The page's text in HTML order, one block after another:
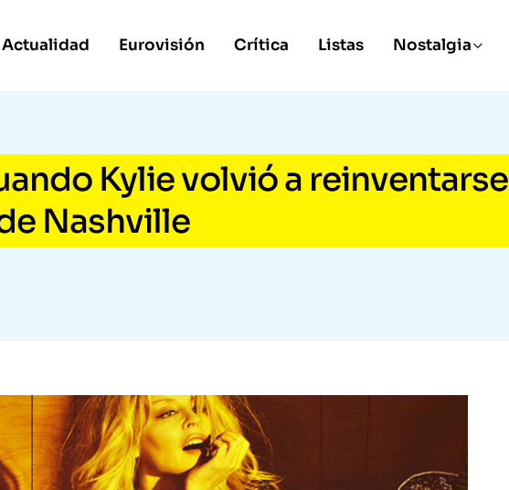
Actualidad Eurovisión Crítica Listas Nostalgia
Kylie volvió a reinventarse
Nashville